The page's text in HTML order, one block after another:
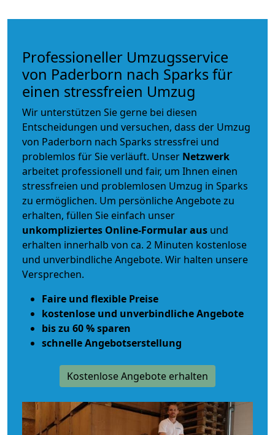
Professioneller Umzugsservice
von Paderborn nach Sparks für
einen stressfreien Umzug
Wir unterstützen Sie gerne bei diesen
Entscheidungen und versuchen, dass der Umzug
von Paderborn nach Sparks stressfrei und
problemlos für Sie verläuft. Unser Netzwerk
arbeitet professionell und fair, um Ihnen einen
stressfreien und problemlosen Umzug in Sparks
zu ermöglichen. Um persönliche Angebote zu
erhalten, füllen Sie einfach unser
unkompliziertes Online-Formular aus und
erhalten innerhalb von ca. 2 Minuten kostenlose
und unverbindliche Angebote. Wir halten unsere
Versprechen.
Faire und flexible Preise
kostenlose und unverbindliche Angebote
bis zu 60 % sparen
schnelle Angebotserstellung
Kostenlose Angebote erhalten